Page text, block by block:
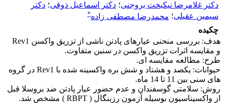
دکتر غلامرضا نیکبخت بروجنی؛ دکتر اسماعیل ذوقی؛ دکتر
سیمین عقیلی؛ محمدرضا مصطفی زاده*
چکیده
هدف: بررسی منحنی عیارهای پادتن ناشی از تزریق واکسن Rev1
و مقایسه اثرات تزریق واکسن در سنین متفاوت.
طرح: مطالعه مقایسه ای.
حیوانات: یکصد و هشتاد و شش بره واکسینه شده با Rev1 در گروه
های سنی بین 11 تا 14 ماه.
روش: سلامتی گوسفندان و عدم حضور عیار پادتن ضد بروسلا قبل
از واکسیناسیون بوسیله آزمون رزبنگال ( RBPT ) مشخص شد.